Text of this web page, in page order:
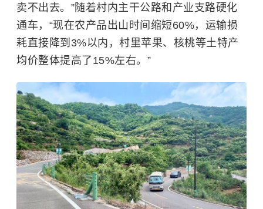
卖不出去。”随着村内主干公路和产业支路硬化
通车，“现在农产品出山时间缩短60%，运输损
耗直接降到3%以内，村里苹果、核桃等土特产
均价整体提高了15%左右。”